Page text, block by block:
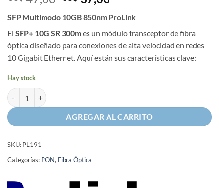
precio
original
era:
US$ 47,00.
actual
es:
US$ 37,00.
SFP Multimodo 10GB 850nm ProLink
El SFP+ 10G SR 300mes un módulo transceptor de fibra
óptica diseñado para conexiones de alta velocidad en redes
10 Gigabit Ethernet. Aquí están sus características clave:
Hay stock
SFP Multimodo 10GB 850nm ProLink cantidad
AGREGAR AL CARRITO
SKU: PL191
Categorías: PON, Fibra Óptica